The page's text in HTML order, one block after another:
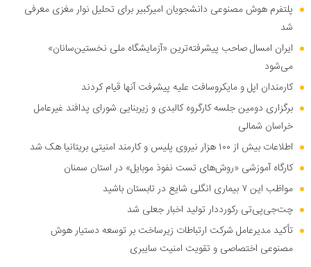
پلتفرم هوش مصنوعی دانشجویان امیرکبیر برای تحلیل نوار مغزی معرفی
شد
ایران امسال صاحب پیشرفته‌ترین «آزمایشگاه ملی نخستین‌سانان»
می‌شود
کارمندان اپل و مایکروسافت علیه پیشرفت آنها قیام کردند
برگزاری دومین جلسه کارگروه کالبدی و زیربنایی شورای پدافند غیرعامل
خراسان شمالی
اطلاعات بیش از ۱۰۰ هزار نیروی پلیس و کارمند امنیتی بریتانیا هک شد
کارگاه آموزشی «روش‌های تست نفوذ موبایل» در استان سمنان
مواظب این ۷ بیماری انگلی شایع در تابستان باشید
چت‌جی‌پی‌تی رکورددار تولید اخبار جعلی شد
تأکید مدیرعامل شرکت ارتباطات زیرساخت بر توسعه دستیار هوش
مصنوعی اختصاصی و تقویت امنیت سایبری